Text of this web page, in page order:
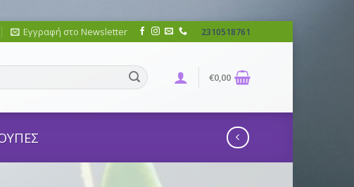
Εγγραφή στο Newsletter 2310518761
€0,00